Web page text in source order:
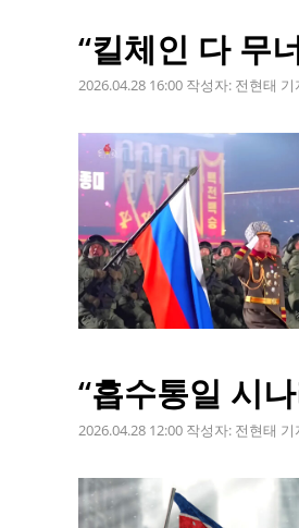
“킬체인 다 무
2026.04.28 16:00 작성자: 전현태 기
“흡수통일 시
2026.04.28 12:00 작성자: 전현태 기